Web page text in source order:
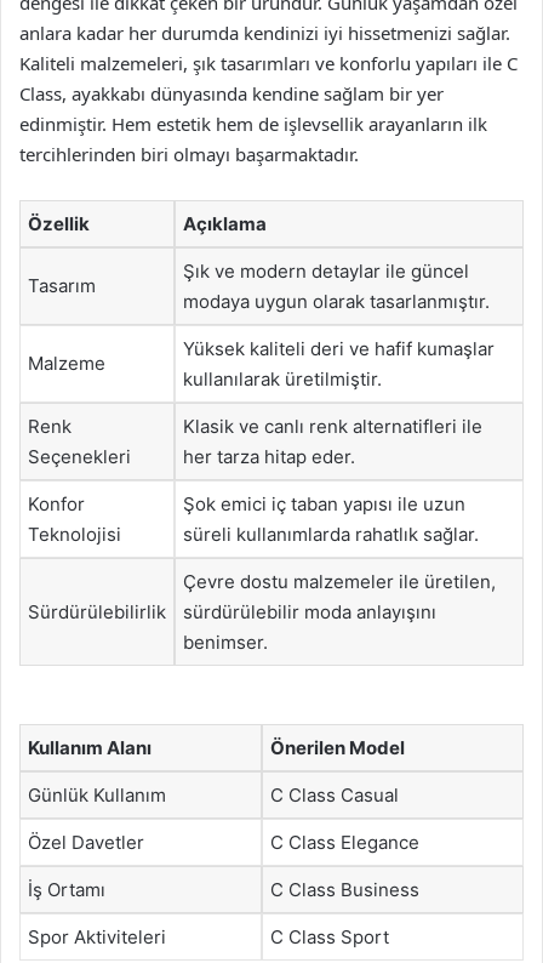
anlara kadar her durumda kendinizi iyi hissetmenizi sağlar.
Kaliteli malzemeleri, şık tasarımları ve konforlu yapıları ile C
Class, ayakkabı dünyasında kendine sağlam bir yer
edinmiştir. Hem estetik hem de işlevsellik arayanların ilk
tercihlerinden biri olmayı başarmaktadır.
Özellik Açıklama
Tasarım
Şık ve modern detaylar ile güncel
modaya uygun olarak tasarlanmıştır.
Malzeme
Yüksek kaliteli deri ve hafif kumaşlar
kullanılarak üretilmiştir.
Renk
Seçenekleri
Klasik ve canlı renk alternatifleri ile
her tarza hitap eder.
Konfor
Teknolojisi
Şok emici iç taban yapısı ile uzun
süreli kullanımlarda rahatlık sağlar.
Sürdürülebilirlik
Çevre dostu malzemeler ile üretilen,
sürdürülebilir moda anlayışını
benimser.
Kullanım Alanı Önerilen Model
Günlük Kullanım C Class Casual
Özel Davetler C Class Elegance
İş Ortamı C Class Business
Spor Aktiviteleri C Class Sport